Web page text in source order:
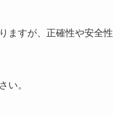
ますが、正確性や安全性
い。